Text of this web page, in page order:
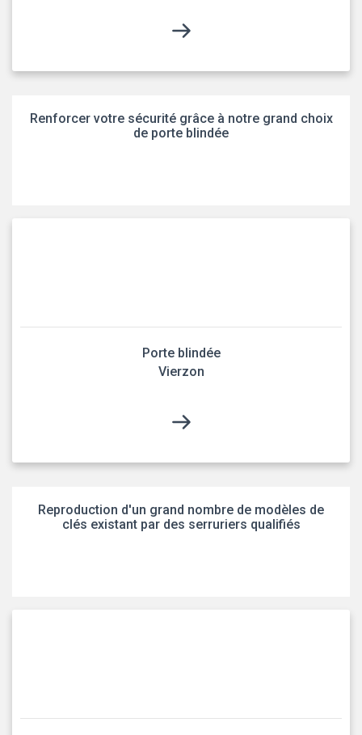
Renforcer votre sécurité grâce à notre grand choix
de porte blindée
Porte blindée
Vierzon
Reproduction d'un grand nombre de modèles de
clés existant par des serruriers qualifiés